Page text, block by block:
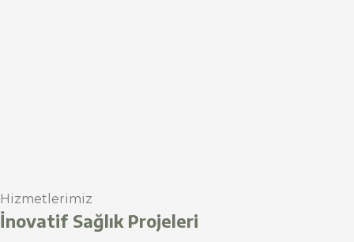
Hizmetlerimiz
İnovatif Sağlık Projeleri